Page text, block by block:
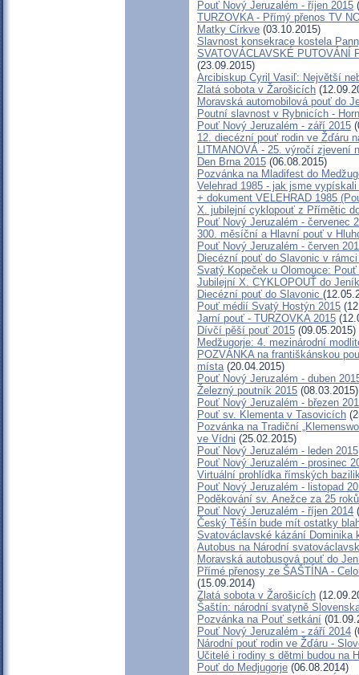
Pouť Nový Jeruzalém - říjen 2015
TURZOVKA - Přímý přenos TV
Matky Církve (03.10.2015)
Slavnost konsekrace kostela
SVATOVÁCLAVSKÉ PUTOVÁNÍ
(23.09.2015)
Arcibiskup Cyril Vasiľ: Největší
Zlatá sobota v Žarošicích
Moravská automobilová pouť do
Poutní slavnost v Rybnicích -
Pouť Nový Jeruzalém - září 2015
12. diecézní pouť rodin ve Žďáru
LITMANOVÁ - 25. výročí zjevení
Den Brna 2015 (06.08.2015)
Pozvánka na Mladifest do
Velehrad 1985 - jak jsme
+ dokument VELEHRAD 1985
X. jubilejní cyklopouť z Přímětic
Pouť Nový Jeruzalém - červenec
300. měsíční a Hlavní pouť v
Pouť Nový Jeruzalém - červen
Diecézní pouť do Slavonic v
Svatý Kopeček u Olomouce:
Jubilejní X. CYKLOPOUŤ do
Diecézní pouť do Slavonic
Pouť médií Svatý Hostýn 2015
Jarní pouť - TURZOVKA 2015
Dívčí pěší pouť 2015 (09.05.2015)
Medžugorje: 4. mezinárodní
POZVÁNKA na františkánskou
místa(20.04.2015)
Pouť Nový Jeruzalém - duben
Železný poutník 2015 (08.03.2015)
Pouť Nový Jeruzalém - březen
Pouť sv. Klementa v Tasovicích
Pozvánka na Tradiční
ve Vídni (25.02.2015)
Pouť Nový Jeruzalém - leden 2015
Pouť Nový Jeruzalém - prosinec
Virtuální prohlídka římských
Pouť Nový Jeruzalém - listopad
Poděkování sv. Anežce za 25
Pouť Nový Jeruzalém - říjen 2014
Český Těšín bude mít ostatky
Svatováclavské kázání Dominika
Autobus na Národní
Moravská autobusová pouť do
Přímé přenosy ze ŠAŠTÍNA -
(15.09.2014)
Zlatá sobota v Žarošicích
Šaštín: národní svatyně
Pozvánka na Pouť setkání
Pouť Nový Jeruzalém - září 2014
Národní pouť rodin ve Žďáru -
Učitelé i rodiny s dětmi budou na
Pouť do Medjugorje (06.08.2014)